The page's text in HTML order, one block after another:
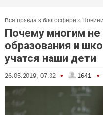
Вся правда з блогосфери »
Почему многим не
образования и
учатся наши дети
26.05.2019, 07:32 • 1641 •